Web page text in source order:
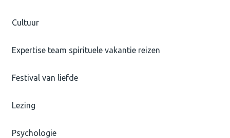
Cultuur
Expertise team spirituele vakantie reizen
Festival van liefde
Lezing
Psychologie